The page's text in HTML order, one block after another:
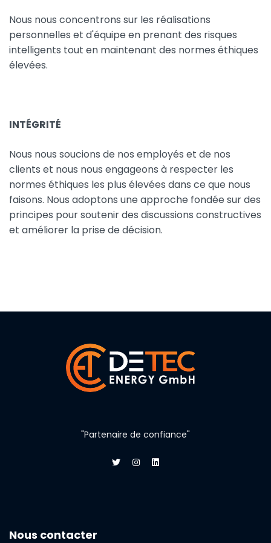
Nous nous concentrons sur les réalisations
personnelles et d'équipe en prenant des risques
intelligents tout en maintenant des normes éthiques
élevées.
INTÉGRITÉ
Nous nous soucions de nos employés et de nos
clients et nous nous engageons à respecter les
normes éthiques les plus élevées dans ce que nous
faisons. Nous adoptons une approche fondée sur des
principes pour soutenir des discussions constructives
et améliorer la prise de décision.
"Partenaire de confiance"
Nous contacter